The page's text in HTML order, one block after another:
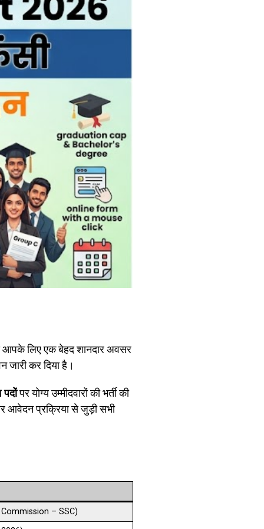
आपके लिए एक बेहद शानदार अवसर
जारी कर दिया है।
पर योग्य उम्मीदवारों की भर्ती की
आवेदन प्रक्रिया से जुड़ी सभी
Commission – SSC)